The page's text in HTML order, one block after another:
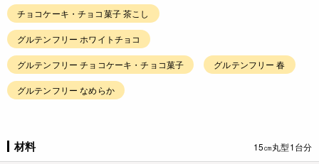
チョコケーキ・チョコ菓子 茶こし
グルテンフリー ホワイトチョコ
グルテンフリー チョコケーキ・チョコ菓子 グルテンフリー 春
グルテンフリー なめらか
材料 15㎝丸型1台分